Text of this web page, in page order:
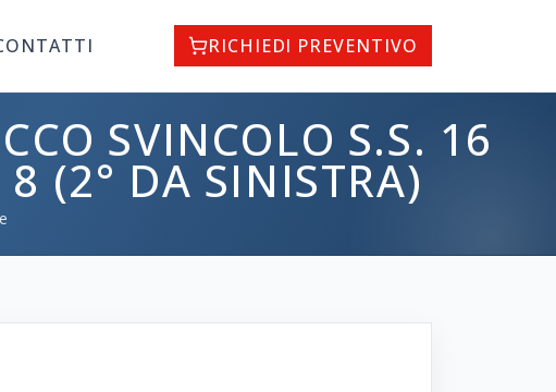
RICHIEDI PREVENTIVO
SVINCOLO S.S. 16
8 (2° DA SINISTRA)